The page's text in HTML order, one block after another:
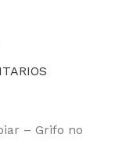
– Grifo no